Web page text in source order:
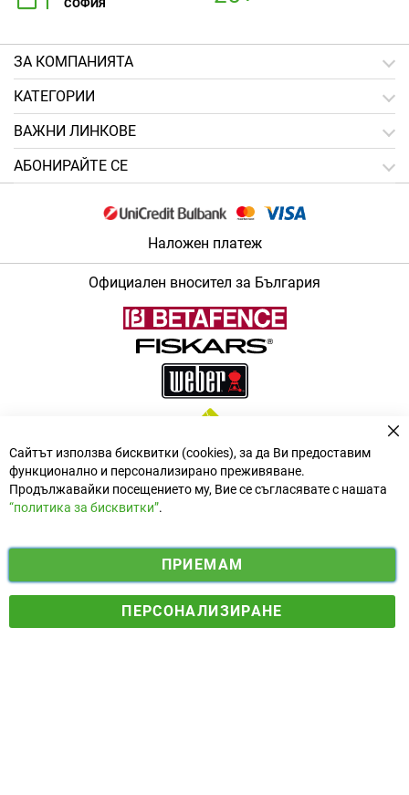
СОФИЯ
ЗA КОМПАНИЯТА
КАТЕГОРИИ
ВАЖНИ ЛИНКОВЕ
АБОНИРАЙТЕ СЕ
Наложен платеж
Официален вносител за България
© 2025 Ogradina.bg Всички права запазени. | Обменен курс:
f
a
i
n
s
y
o
u
Електронен магазин
Сайтът използва бисквитки (cookies), за да Ви предоставим
функционално и персонализирано преживяване.
Продължавайки посещението му, Вие се съгласявате с нашата
“политика за бисквитки”.
ПРИЕМАМ
ПЕРСОНАЛИЗИРАНЕ